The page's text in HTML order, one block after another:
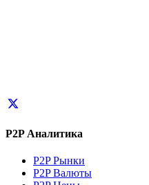
P2P Аналитика
P2P Рынки
P2P Валюты